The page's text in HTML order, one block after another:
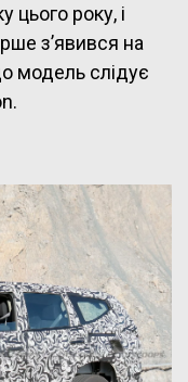
цього року, і
з’явився на
модель слідує